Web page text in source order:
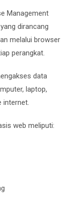
Management
dirancang
melalui browser
perangkat.
data
laptop,
internet.
web meliputi: